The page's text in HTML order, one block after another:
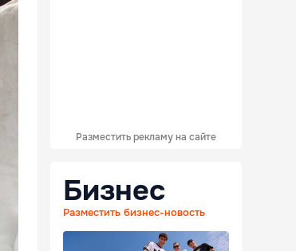
Разместить рекламу на сайте
Бизнес
Разместить бизнес-новость